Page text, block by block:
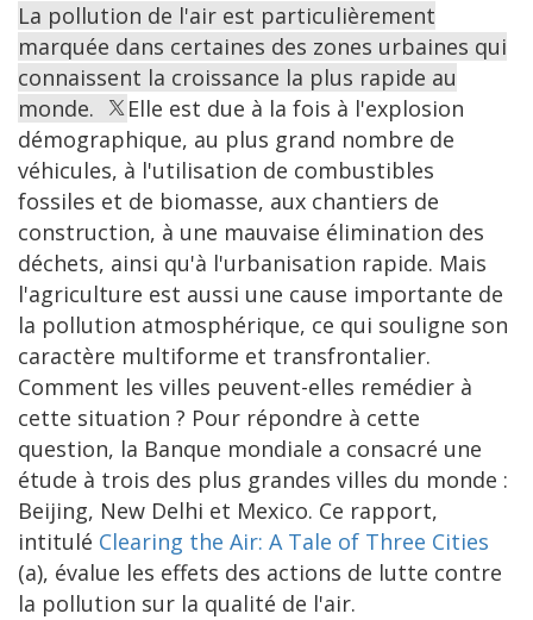
La pollution de l'air est particulièrement
marquée dans certaines des zones urbaines qui
connaissent la croissance la plus rapide au
monde.
Elle est due à la fois à l'explosion
démographique, au plus grand nombre de
véhicules, à l'utilisation de combustibles
fossiles et de biomasse, aux chantiers de
construction, à une mauvaise élimination des
déchets, ainsi qu'à l'urbanisation rapide. Mais
l'agriculture est aussi une cause importante de
la pollution atmosphérique, ce qui souligne son
caractère multiforme et transfrontalier.
Comment les villes peuvent-elles remédier à
cette situation ? Pour répondre à cette
question, la Banque mondiale a consacré une
étude à trois des plus grandes villes du monde :
Beijing, New Delhi et Mexico. Ce rapport,
intitulé Clearing the Air: A Tale of Three Cities
(a), évalue les effets des actions de lutte contre
la pollution sur la qualité de l'air.